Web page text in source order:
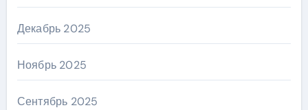
Декабрь 2025
Ноябрь 2025
Сентябрь 2025